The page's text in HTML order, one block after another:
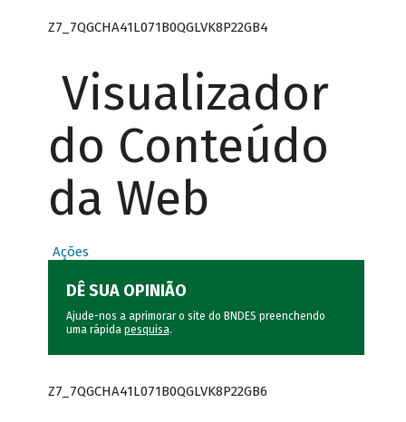
Z7_7QGCHA41L071B0QGLVK8P22GB4
Visualizador
do Conteúdo
da Web
Ações
DÊ SUA OPINIÃO
Ajude-nos a aprimorar o site do BNDES preenchendo
uma rápida pesquisa.
Z7_7QGCHA41L071B0QGLVK8P22GB6